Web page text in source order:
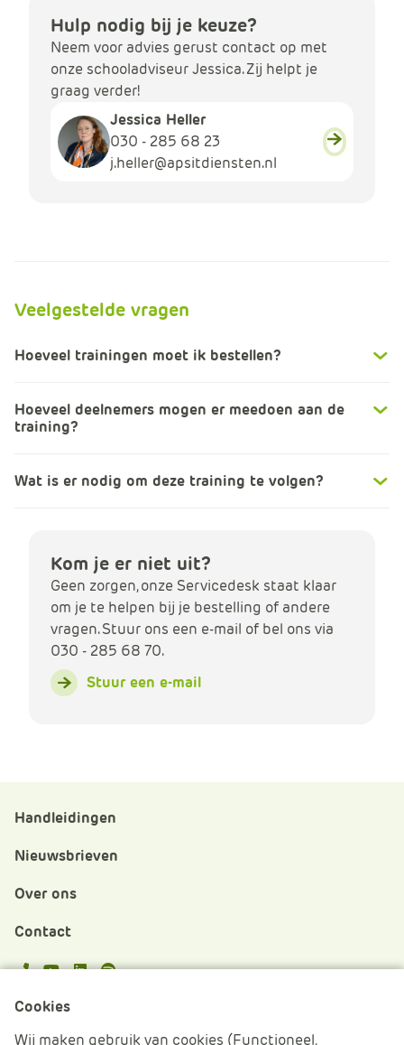
Hulp nodig bij je keuze?
Neem voor advies gerust contact op met
onze schooladviseur Jessica. Zij helpt je
graag verder!
Jessica Heller
030 - 285 68 23
j.heller@apsitdiensten.nl
Veelgestelde vragen
Hoeveel trainingen moet ik bestellen?
Hoeveel deelnemers mogen er meedoen aan de
training?
Wat is er nodig om deze training te volgen?
Kom je er niet uit?
Geen zorgen, onze Servicedesk staat klaar
om je te helpen bij je bestelling of andere
vragen. Stuur ons een e-mail of bel ons via
030 - 285 68 70.
Stuur een e-mail
Handleidingen
Nieuwsbrieven
Over ons
Contact
Cookies beheren
Cookies
Wij maken gebruik van cookies (Functioneel,